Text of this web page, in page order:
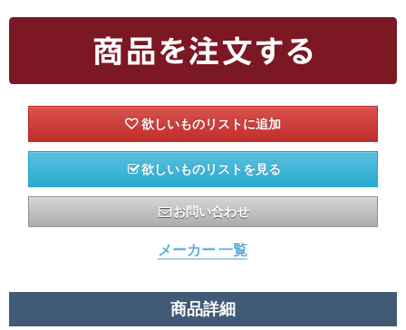
欲しいものリストを見る
お問い合わせ
メーカー 一覧
商品詳細